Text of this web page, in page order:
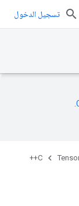
تسجيل الدخول
C++